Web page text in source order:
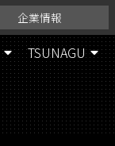
企業情報
TSUNAGU